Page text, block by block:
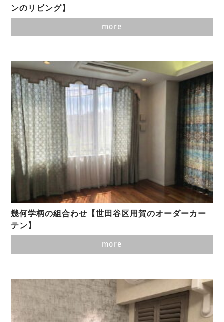
ンのリビング】
more
幾何学柄の組合わせ【世田谷区用賀のオーダーカー
テン】
more